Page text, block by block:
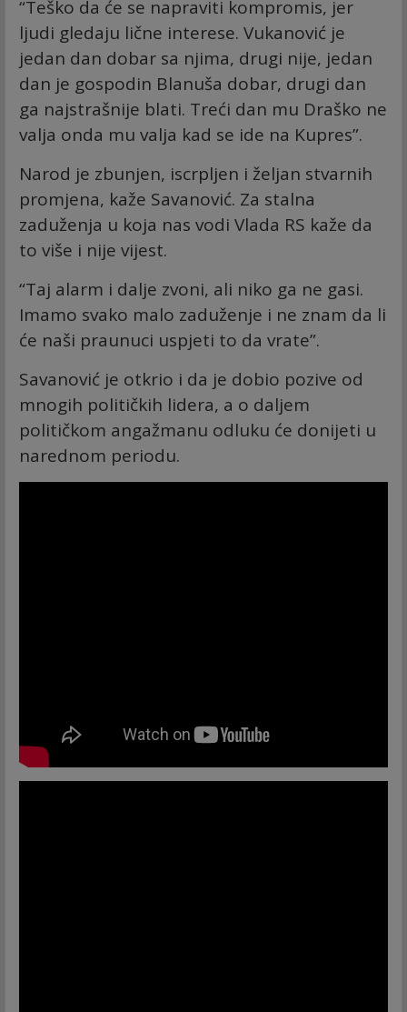
“Teško da će se napraviti kompromis, jer
ljudi gledaju lične interese. Vukanović je
jedan dan dobar sa njima, drugi nije, jedan
dan je gospodin Blanuša dobar, drugi dan
ga najstrašnije blati. Treći dan mu Draško ne
valja onda mu valja kad se ide na Kupres”.
Narod je zbunjen, iscrpljen i željan stvarnih
promjena, kaže Savanović. Za stalna
zaduženja u koja nas vodi Vlada RS kaže da
to više i nije vijest.
“Taj alarm i dalje zvoni, ali niko ga ne gasi.
Imamo svako malo zaduženje i ne znam da li
će naši praunuci uspjeti to da vrate”.
Savanović je otkrio i da je dobio pozive od
mnogih političkih lidera, a o daljem
političkom angažmanu odluku će donijeti u
narednom periodu.